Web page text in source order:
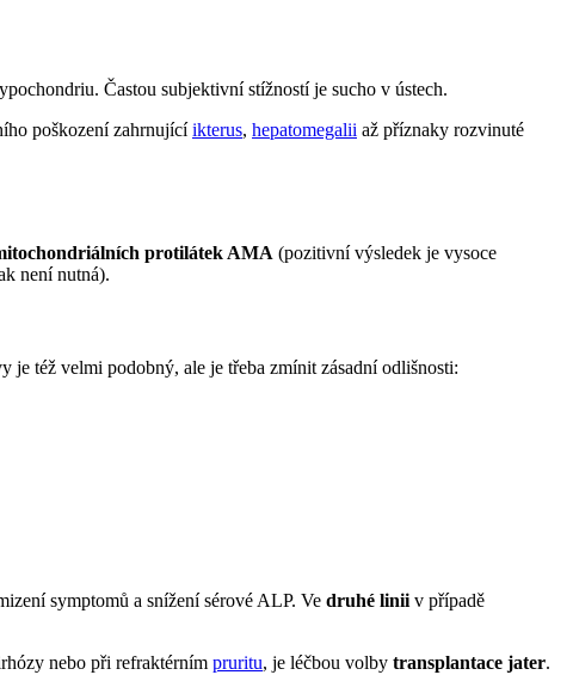
Častou subjektivní stížností je sucho v ústech.
poškození zahrnujícíikterus, hepatomegalii až příznaky rozvinuté
protilátek AMA (pozitivní výsledek je vysoce
není nutná).
je též velmi podobný, ale je třeba zmínit zásadní odlišnosti:
symptomů a snížení sérové ALP. Ve druhé linii v případě
nebo při refraktérním pruritu, je léčbou volby transplantace jater.